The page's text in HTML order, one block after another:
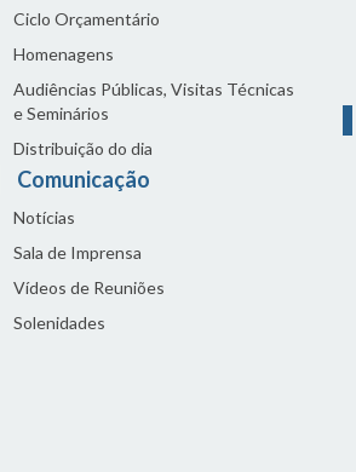
Ciclo Orçamentário
Homenagens
Audiências Públicas, Visitas Técnicas
e Seminários
Distribuição do dia
Comunicação
Notícias
Sala de Imprensa
Vídeos de Reuniões
Solenidades